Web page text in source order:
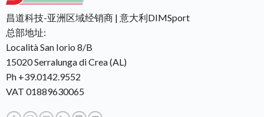
昌道科技-亚洲区域经销商 | 意大利DIMSport
总部地址:
Località San Iorio 8/B
15020 Serralunga di Crea (AL)
Ph +39.0142.9552
VAT 01889630065